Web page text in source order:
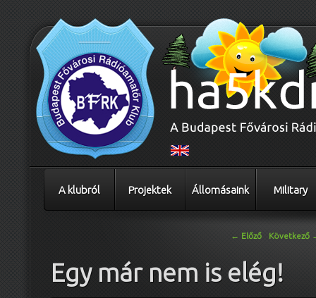
A klubról Projektek Állomásaink Military
← Előző Következő
Egy már nem is elég!